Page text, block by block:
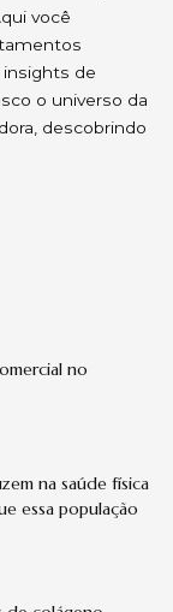
você
de
o universo da
descobrindo
no
na saúde física
essa população